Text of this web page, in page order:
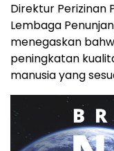
Direktur Perizinan
Lembaga
menegaskan
peningkatan
manusia yang